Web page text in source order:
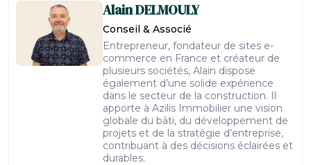
AlainDELMOULY
Conseil & Associé
Entrepreneur, fondateur de sites e-
commerce en France et créateur de
plusieurs sociétés, Alain dispose
également d’une solide expérience
dans le secteur de la construction. Il
apporte à Azilis Immobilier une vision
globale du bâti, du développement de
projets et de la stratégie d’entreprise,
contribuant à des décisions éclairées et
durables.